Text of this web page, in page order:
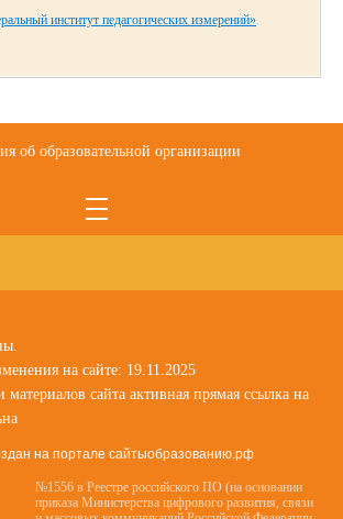
институт педагогических измерений»
об образовательной организации
на сайте: 19.11.2025
сайта активная прямая ссылка на
на портале сайтыобразованию.рф
№1556 в Реестре российского ПО (на основании
приказа Министерства цифрового развития, связи